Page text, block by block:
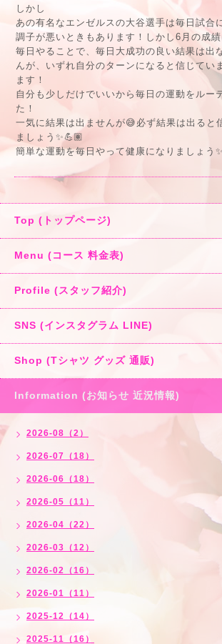
しかし
あの有名なエンゼルスの大谷選手は毎日試合
調子が悪いときもあります！しかし6月の成
毎日やることで、毎日大成功の良い結果は出
んが、いずれ自分のターンになると信じてい
ます！
自分も少しだけでいいから毎日の運動をルー
た！
一気に結果は出ませんが😅必ず結果は出ると
ましょう✨💪🏽
簡単な運動を毎日やって健康になりましょう✨
Top (トップページ)
Menu (コース 料金表)
Profile (スタッフ紹介)
SNS (インスタグラム LINE)
Shop (Tシャツ グッズ 通販)
Information (お知らせ 近況情報)
2026-08（2）
2026-07（18）
2026-06（18）
2026-05（11）
2026-04（22）
2026-03（12）
2026-02（16）
2026-01（11）
2025-12（14）
2025-11（16）